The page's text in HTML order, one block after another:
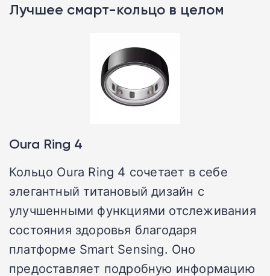
Лучшее смарт-кольцо в целом
Oura Ring 4
Кольцо Oura Ring 4 сочетает в себе
элегантный титановый дизайн с
улучшенными функциями отслеживания
состояния здоровья благодаря
платформе Smart Sensing. Оно
предоставляет подробную информацию